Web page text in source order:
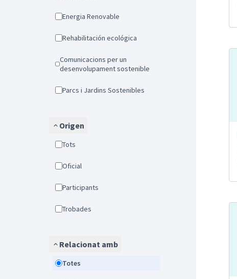
Energia Renovable
Rehabilitación ecológica
Comunicacions per un
desenvolupament sostenible
Parcs i Jardins Sostenibles
Origen
Tots
Oficial
Participants
Trobades
Relacionat amb
Totes